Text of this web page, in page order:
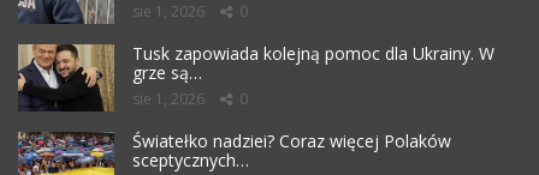
sie 1, 2026 0
Tusk zapowiada kolejną pomoc dla Ukrainy. W
grze są…
sie 1, 2026 0
Światełko nadziei? Coraz więcej Polaków
sceptycznych…